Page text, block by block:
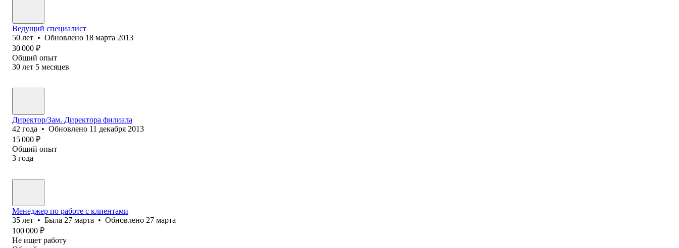
Ведущий специалист
50 лет • Обновлено 18 марта 2013
30 000 ₽
Общий опыт
30 лет 5 месяцев
Директор/Зам. Директора филиала
42 года • Обновлено 11 декабря 2013
15 000 ₽
Общий опыт
3 года
Менеджер по работе с клиентами
35 лет • Была 27 марта • Обновлено 27 марта
100 000 ₽
Не ищет работу